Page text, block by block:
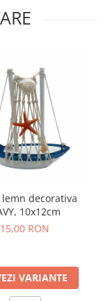
lemn decorativa
10x12cm
15,00 RON
VARIANTE